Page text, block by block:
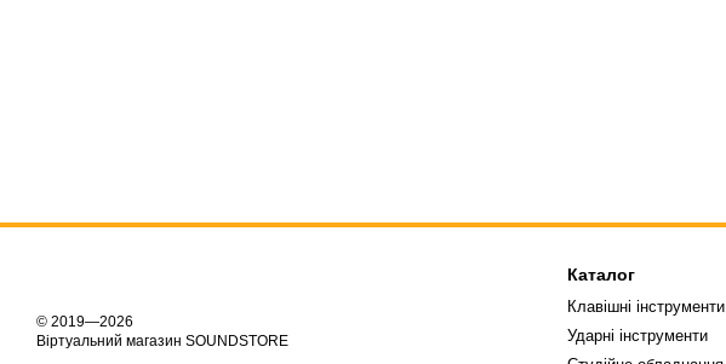
© 2019—2026
Віртуальний магазин SOUNDSTORE
Каталог
Клавішні інструменти
Ударні інструменти